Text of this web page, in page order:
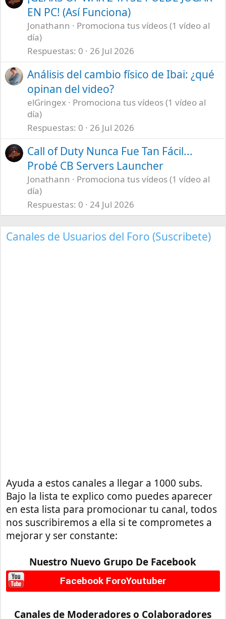
EN PC! (Así Funciona)
Jonathann
Promociona tus vídeos (1 vídeo al
día)
Respuestas 0 26 Jul 2026
Análisis del cambio físico de Ibai: ¿qué
opinan del video?
elGringex
Promociona tus vídeos (1 vídeo al
día)
Respuestas 0 26 Jul 2026
Call of Duty Nunca Fue Tan Fácil...
Probé CB Servers Launcher
Jonathann
Promociona tus vídeos (1 vídeo al
día)
Respuestas 0 24 Jul 2026
Canales de Usuarios del Foro (Suscribete)
Ayuda a estos canales a llegar a 1000 subs.
Bajo la lista te explico como puedes aparecer
en esta lista para promocionar tu canal, todos
nos suscribiremos a ella si te comprometes a
mejorar y ser constante:
Nuestro Nuevo Grupo De Facebook
Facebook ForoYoutuber
Canales de Moderadores o Colaboradores